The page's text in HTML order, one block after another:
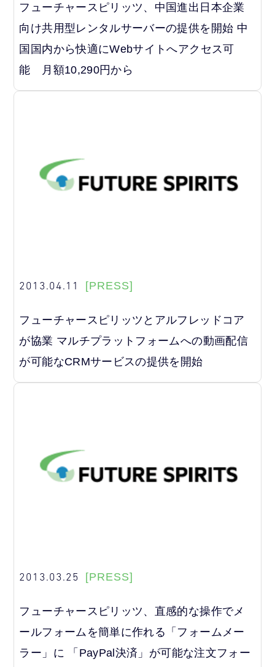
フューチャースピリッツ、中国進出日本企業
向け共用型レンタルサーバーの提供を開始 中
国国内から快適にWebサイトへアクセス可
能 月額10,290円から
2013.04.11 [PRESS]
フューチャースピリッツとアルフレッドコア
が協業 マルチプラットフォームへの動画配信
が可能なCRMサービスの提供を開始
2013.03.25 [PRESS]
フューチャースピリッツ、直感的な操作でメ
ールフォームを簡単に作れる「フォームメー
ラー」に 「PayPal決済」が可能な注文フォー